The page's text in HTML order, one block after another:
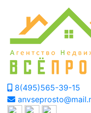
8(495)565-39-15